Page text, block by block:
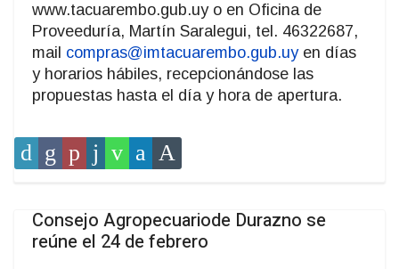
www.tacuarembo.gub.uy o en Oficina de
Proveeduría, Martín Saralegui, tel. 46322687,
mail compras@imtacuarembo.gub.uyen días
y horarios hábiles, recepcionándose las
propuestas hasta el día y hora de apertura.
Consejo Agropecuariode Durazno se
reúne el 24 de febrero